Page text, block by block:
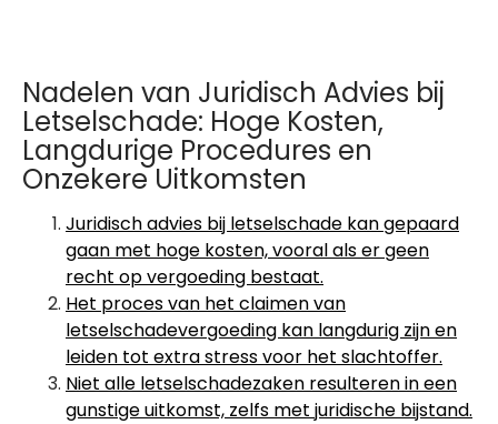
Nadelen van Juridisch Advies bij
Letselschade: Hoge Kosten,
Langdurige Procedures en
Onzekere Uitkomsten
Juridisch advies bij letselschade kan gepaard
gaan met hoge kosten, vooral als er geen
recht op vergoeding bestaat.
Het proces van het claimen van
letselschadevergoeding kan langdurig zijn en
leiden tot extra stress voor het slachtoffer.
Niet alle letselschadezaken resulteren in een
gunstige uitkomst, zelfs met juridische bijstand.